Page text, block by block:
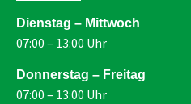
Dienstag – Mittwoch
07:00 – 13:00 Uhr
Donnerstag – Freitag
07:00 – 13:00 Uhr